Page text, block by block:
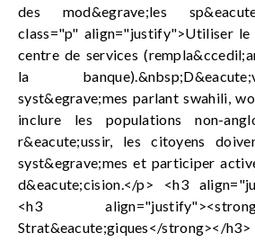
des mod&egrave;les
class="p" align="justify">Utiliser le
centre de services
la
syst&egrave;mes parlant swahili,
inclure les populations non-
r&eacute;ussir, les citoyens
syst&egrave;mes et participer
d&eacute;cision.</p> <h3
<h3
Strat&eacute;giques</strong></